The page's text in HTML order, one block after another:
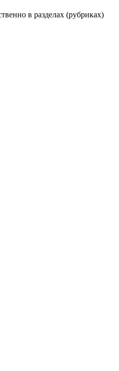
в разделах (рубриках)